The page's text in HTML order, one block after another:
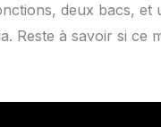
deux bacs, et
Reste à savoir si ce